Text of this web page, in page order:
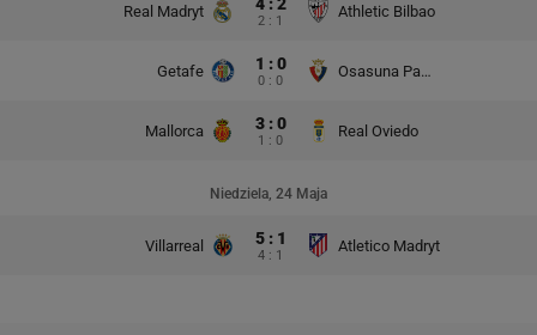
Real Madryt
2 : 1
Athletic Bilbao
Getafe 1 : 0
0 : 0
Osasuna Pampeluna
Mallorca 3 : 0
1 : 0
Real Oviedo
Niedziela, 24 Maja
Villarreal 5 : 1
4 : 1
Atletico Madryt